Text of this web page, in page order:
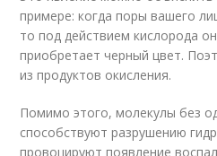
примере: когда поры вашего
то под действием кислорода
приобретает черный цвет.
из продуктов окисления.
Помимо этого, молекулы без
способствуют разрушению
провоцируют появление